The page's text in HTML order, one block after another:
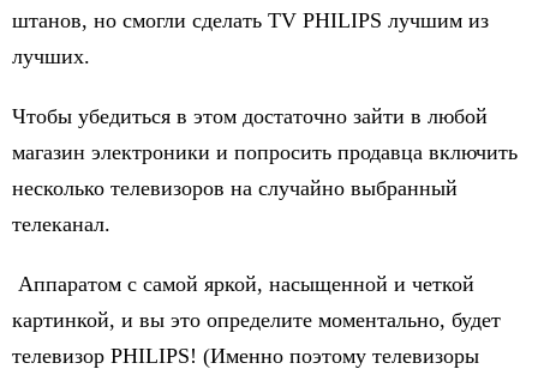
штанов, но смогли сделать TV PHILIPS лучшим из
лучших.
Чтобы убедиться в этом достаточно зайти в любой
магазин электроники и попросить продавца включить
несколько телевизоров на случайно выбранный
телеканал.
Аппаратом с самой яркой, насыщенной и четкой
картинкой, и вы это определите моментально, будет
телевизор PHILIPS! (Именно поэтому телевизоры